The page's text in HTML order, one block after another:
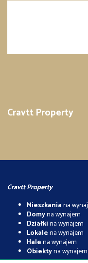
Cravtt Property
Cravtt Property
Mieszkaniana
Domyna wynajem
Działkina wynajem
Lokalena wynajem
Halena wynajem
Obiektyna wynajem